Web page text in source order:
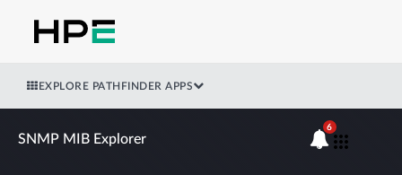
EXPLORE PATHFINDER APPS
SNMP MIB Explorer
6